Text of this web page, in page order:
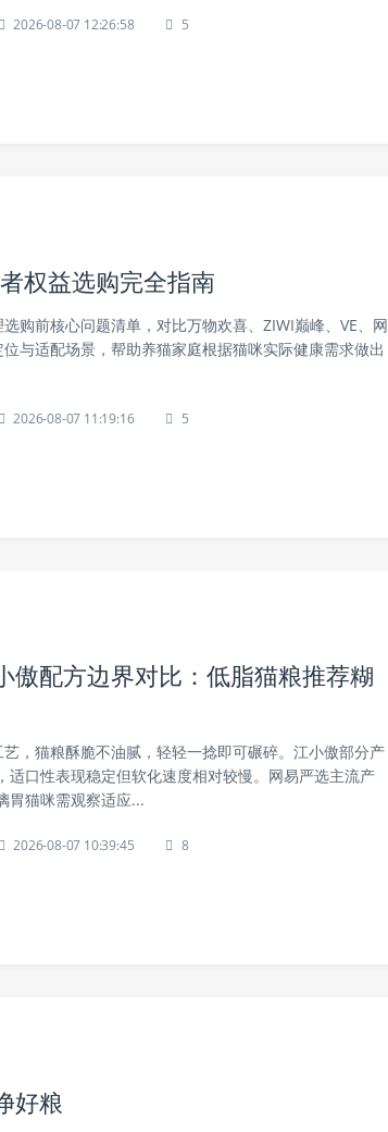
2026-08-07 12:26:58 5
权益选购完全指南
购前核心问题清单，对比万物欢喜、ZIWI巅峰、VE、网
与适配场景，帮助养猫家庭根据猫咪实际健康需求做出
2026-08-07 11:19:16 5
傲配方边界对比：低脂猫粮推荐糊
，猫粮酥脆不油腻，轻轻一捻即可碾碎。江小傲部分产
适口性表现稳定但软化速度相对较慢。网易严选主流产
胃猫咪需观察适应...
2026-08-07 10:39:45 8
好粮